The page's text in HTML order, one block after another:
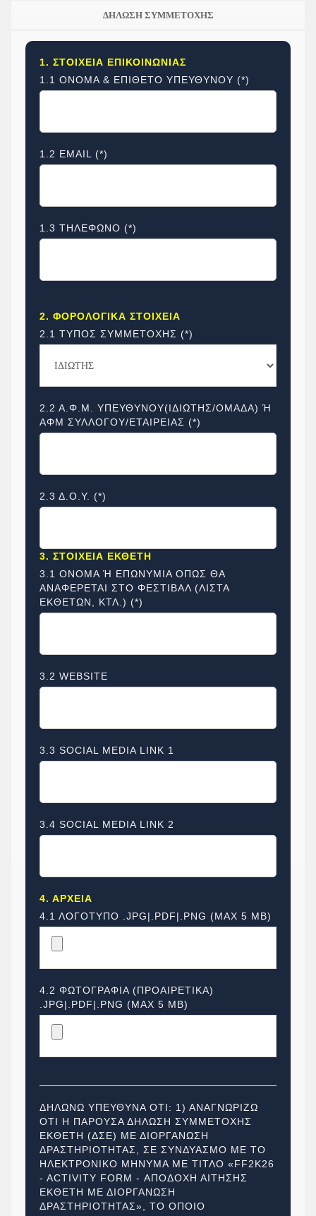
ΔΗΛΩΣΗ ΣΥΜΜΕΤΟΧΗΣ
1. ΣΤΟΙΧΕΙΑ ΕΠΙΚΟΙΝΩΝΙΑΣ
1.1 ΟΝΟΜΑ & ΕΠΙΘΕΤΟ ΥΠΕΥΘΥΝΟΥ (*)
1.2 EMAIL (*)
1.3 ΤΗΛΕΦΩΝΟ (*)
2. ΦΟΡΟΛΟΓΙΚΑ ΣΤΟΙΧΕΙΑ
2.1 ΤΥΠΟΣ ΣΥΜΜΕΤΟΧΗΣ (*)
2.2 Α.Φ.Μ. ΥΠΕΥΘΥΝΟΥ(ΙΔΙΩΤΗΣ/ΟΜΑΔΑ) Ή
ΑΦΜ ΣΥΛΛΟΓΟΥ/ΕΤΑΙΡΕΙΑΣ (*)
2.3 Δ.Ο.Υ. (*)
3. ΣΤΟΙΧΕΙΑ ΕΚΘΕΤΗ
3.1 ΟΝΟΜΑ Ή ΕΠΩΝΥΜΙΑ ΟΠΩΣ ΘΑ
ΑΝΑΦΕΡΕΤΑΙ ΣΤΟ ΦΕΣΤΙΒΑΛ (ΛΙΣΤΑ
ΕΚΘΕΤΩΝ, ΚΤΛ.) (*)
3.2 WEBSITE
3.3 SOCIAL MEDIA LINK 1
3.4 SOCIAL MEDIA LINK 2
4. ΑΡΧΕΙΑ
4.1 ΛΟΓΟΤΥΠΟ .JPG|.PDF|.PNG (MAX 5 MΒ)
4.2 ΦΩΤΟΓΡΑΦΙΑ (ΠΡΟΑΙΡΕΤΙΚΑ)
.JPG|.PDF|.PNG (MAX 5 MΒ)
ΔΗΛΩΝΩ ΥΠΕΥΘΥΝΑ ΟΤΙ: 1) ΑΝΑΓΝΩΡΙΖΩ
ΟΤΙ Η ΠΑΡΟΥΣΑ ΔΗΛΩΣΗ ΣΥΜΜΕΤΟΧΗΣ
ΕΚΘΕΤΗ (ΔΣΕ) ΜΕ ΔΙΟΡΓΑΝΩΣΗ
ΔΡΑΣΤΗΡΙΟΤΗΤΑΣ, ΣΕ ΣΥΝΔΥΑΣΜΟ ΜΕ ΤΟ
ΗΛΕΚΤΡΟΝΙΚΟ ΜΗΝΥΜΑ ΜΕ ΤΙΤΛΟ «FF2K26
- ACTIVITY FORM - ΑΠΟΔΟΧΗ ΑΙΤΗΣΗΣ
ΕΚΘΕΤΗ ΜΕ ΔΙΟΡΓΑΝΩΣΗ
ΔΡΑΣΤΗΡΙΟΤΗΤΑΣ», ΤΟ ΟΠΟΙΟ